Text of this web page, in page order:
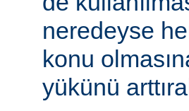
neredeyse
konu
yükünü